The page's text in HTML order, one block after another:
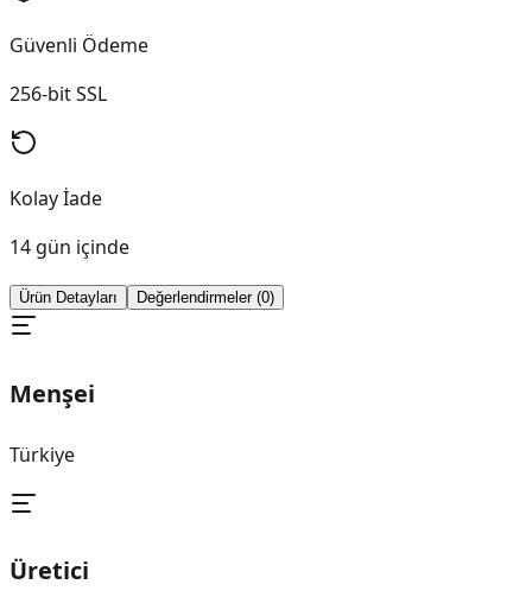
Güvenli Ödeme
256-bit SSL
Kolay İade
14 gün içinde
Ürün Detayları Değerlendirmeler (0)
Menşei
Türkiye
Üretici